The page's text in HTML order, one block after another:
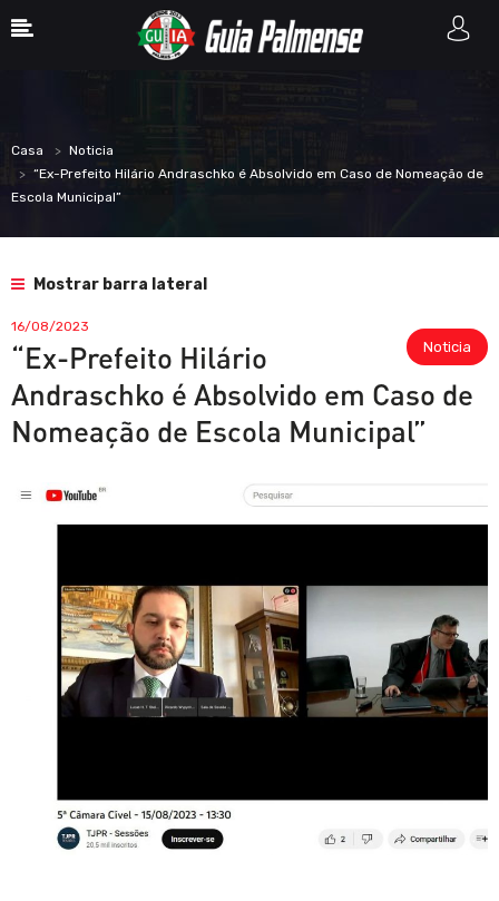
Casa
Noticia
“Ex-Prefeito Hilário Andraschko é Absolvido em Caso de Nomeação de
Escola Municipal”
Mostrar barra lateral
Noticia
16/08/2023
“Ex-Prefeito Hilário
Andraschko é Absolvido em Caso de
Nomeação de Escola Municipal”